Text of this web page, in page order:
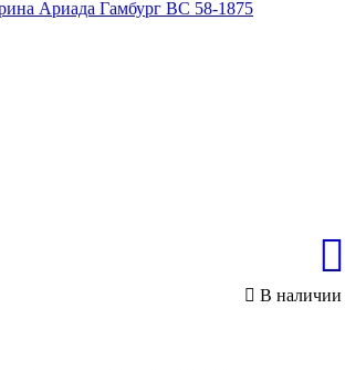
В наличии